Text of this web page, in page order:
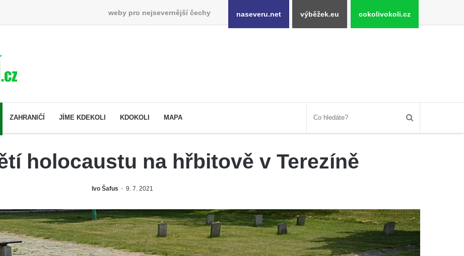
weby pro nejsevernější čechy naseveru.net výběžek.eu cokolivokoli.cz
ZAHRANIČÍ JÍME KDEKOLI KDOKOLI MAPA
holocaustu na hřbitově v Terezíně
Ivo Šafus 9. 7. 2021